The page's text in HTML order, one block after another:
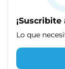
Lo que